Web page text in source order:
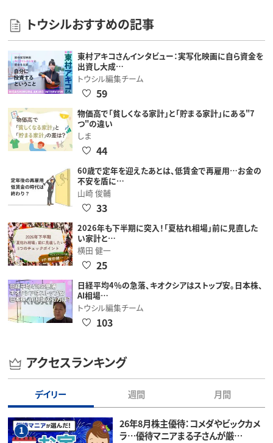
トウシルおすすめの記事
東村アキコさんインタビュー：実写化映画に自ら資金を
出資し大成…
トウシル編集チーム
59
物価高で「貧しくなる家計」と「貯まる家計」にある"7
つ"の違い
しま
44
60歳で定年を迎えたあとは、低賃金で再雇用…お金の
不安を盾に…
山崎 俊輔
33
2026年も下半期に突入！「夏枯れ相場」前に見直した
い家計と…
横田 健一
25
日経平均4％の急落、キオクシアはストップ安。日本株、
AI相場…
トウシル編集チーム
103
アクセスランキング
デイリー 週間 月間
1
26年8月株主優待：コメダやビックカメ
ラ…優待マニアまる子さんが厳…